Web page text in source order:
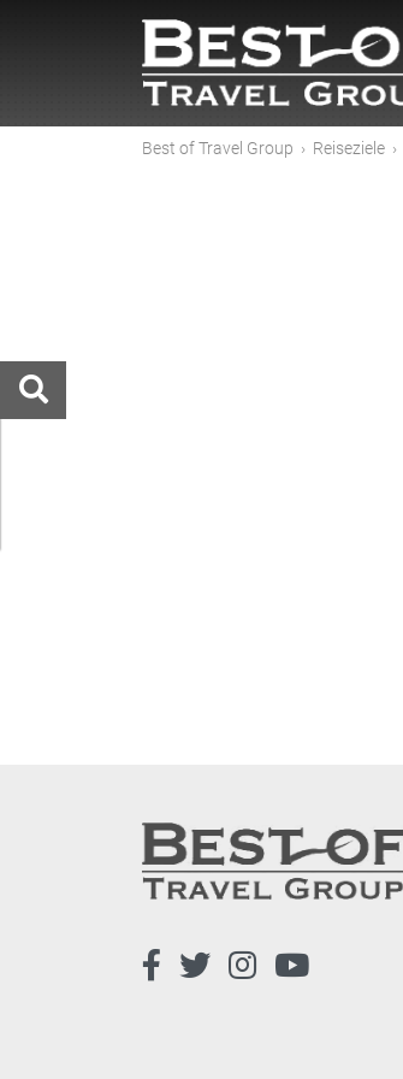
Best of Travel Group › Reiseziele ›